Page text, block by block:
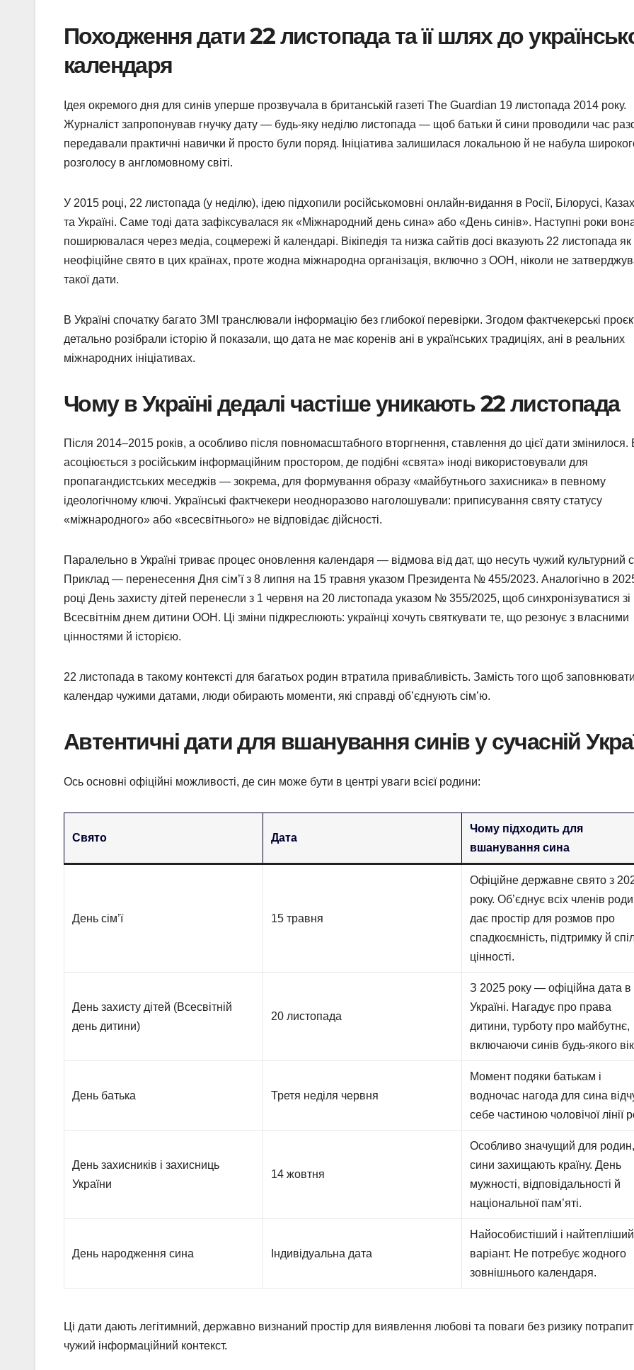
Походження дати 22 листопада та її шлях до
календаря
Ідея окремого дня для синів уперше прозвучала в британській газеті The Guardian 19 листопада 2014 року.
Журналіст запропонував гнучку дату — будь-яку неділю листопада — щоб батьки й сини проводили час
передавали практичні навички й просто були поряд. Ініціатива залишилася локальною й не набула
розголосу в англомовному світі.
У 2015 році, 22 листопада (у неділю), ідею підхопили російськомовні онлайн-видання в Росії, Білорусі,
та Україні. Саме тоді дата зафіксувалася як «Міжнародний день сина» або «День синів». Наступні роки
поширювалася через медіа, соцмережі й календарі. Вікіпедія та низка сайтів досі вказують 22 листопада як
неофіційне свято в цих країнах, проте жодна міжнародна організація, включно з ООН, ніколи не
такої дати.
В Україні спочатку багато ЗМІ транслювали інформацію без глибокої перевірки. Згодом фактчекерські
детально розібрали історію й показали, що дата не має коренів ані в українських традиціях, ані в реальних
міжнародних ініціативах.
Чому в Україні дедалі частіше уникають 22 листопада
Після 2014–2015 років, а особливо після повномасштабного вторгнення, ставлення до цієї дати змінилося.
асоціюється з російським інформаційним простором, де подібні «свята» іноді використовували для
пропагандистських меседжів — зокрема, для формування образу «майбутнього захисника» в певному
ідеологічному ключі. Українські фактчекери неодноразово наголошували: приписування святу статусу
«міжнародного» або «всесвітнього» не відповідає дійсності.
Паралельно в Україні триває процес оновлення календаря — відмова від дат, що несуть чужий культурний
Приклад — перенесення Дня сім’ї з 8 липня на 15 травня указом Президента № 455/2023. Аналогічно в
році День захисту дітей перенесли з 1 червня на 20 листопада указом № 355/2025, щоб синхронізуватися зі
Всесвітнім днем дитини ООН. Ці зміни підкреслюють: українці хочуть святкувати те, що резонує з власними
цінностями й історією.
22 листопада в такому контексті для багатьох родин втратила привабливість. Замість того щоб заповнювати
календар чужими датами, люди обирають моменти, які справді об’єднують сім’ю.
Автентичні дати для вшанування синів у сучасній
Ось основні офіційні можливості, де син може бути в центрі уваги всієї родини:
Свято Дата
Чому підходить для
вшанування сина
День сім’ї 15 травня
Офіційне державне свято з
року. Об’єднує всіх членів
дає простір для розмов про
спадкоємність, підтримку й
цінності.
День захисту дітей (Всесвітній
день дитини)
20 листопада
З 2025 року — офіційна дата в
Україні. Нагадує про права
дитини, турботу про майбутнє,
включаючи синів будь-якого
День батька Третя неділя червня
Момент подяки батькам і
водночас нагода для сина
себе частиною чоловічої лінії
День захисників і захисниць
України
14 жовтня
Особливо значущий для родин,
сини захищають країну. День
мужності, відповідальності й
національної пам’яті.
День народження сина Індивідуальна дата
Найособистіший і найтепліший
варіант. Не потребує жодного
зовнішнього календаря.
Ці дати дають легітимний, державно визнаний простір для виявлення любові та поваги без ризику
чужий інформаційний контекст.